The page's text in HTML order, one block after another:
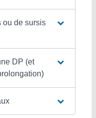
ou de sursis
DP (et